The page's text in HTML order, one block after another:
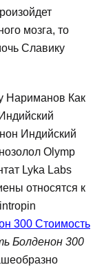
мозга, то
Славику
Нариманов Как
Индийский
Olymp
Lyka Labs
относятся к
300 Стоимость
Болденон 300